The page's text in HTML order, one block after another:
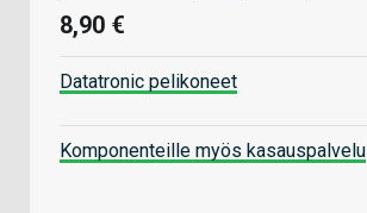
8,90 €
Datatronic pelikoneet
Komponenteille myös kasauspalvelu